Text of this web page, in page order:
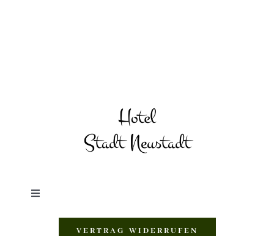
Toggle
VERTRAG WIDERRUFEN